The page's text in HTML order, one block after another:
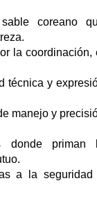
coreano
la coordinación,
técnica y
manejo y
donde priman
a la